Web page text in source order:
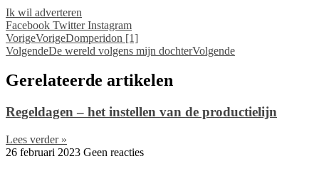
Ik wil adverteren
Facebook Twitter Instagram
VorigeVorigeDomperidon [1]
VolgendeDe wereld volgens mijn dochterVolgende
Gerelateerde artikelen
Regeldagen – het instellen van de productielijn
Lees verder »
26 februari 2023 Geen reacties